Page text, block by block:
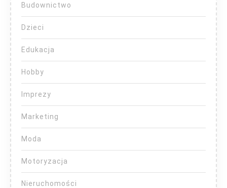
Budownictwo
Dzieci
Edukacja
Hobby
Imprezy
Marketing
Moda
Motoryzacja
Nieruchomości